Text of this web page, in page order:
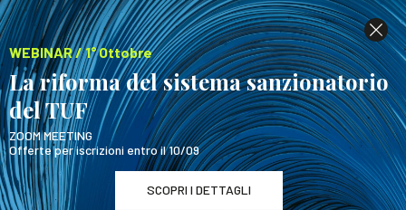
WEBINAR / 1° Ottobre
La riforma del sistema sanzionatorio
del TUF
ZOOM MEETING
Offerte per iscrizioni entro il 10/09
SCOPRI I DETTAGLI